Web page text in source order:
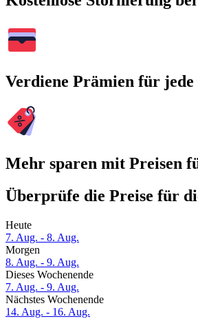
Verdiene Prämien für
Mehr sparen mit Preisen
Überprüfe die Preise für
Heute
7. Aug. - 8. Aug.
Morgen
8. Aug. - 9. Aug.
Dieses Wochenende
7. Aug. - 9. Aug.
Nächstes Wochenende
14. Aug. - 16. Aug.